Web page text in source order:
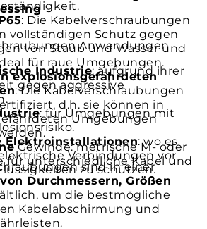
: Die Kabelverschraubungen
vollständigen Schutz gegen
von Staub und Wasser und
für raue Umgebungen.
explosionsgefährdeten
: Die Kabelverschraubungen
d.h. sie können in
Umgebungen
Gewinde: metrische M- oder
für unterschiedliche Kabel und
Anwendungen
Industrie: aufgrund ihrer
gegen aggressive
: für Umgebungen mit
Elektroinstallationen: wo es
Verbindungen vor
zu schützen.
sind in einer
Durchmessern, Größen
um die bestmögliche
Kabelabschirmung und